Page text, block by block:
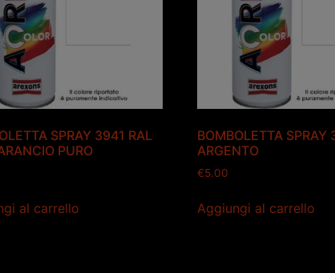
SPRAY 3941 RAL
PURO
al carrello
BOMBOLETTA SPRAY
ARGENTO
€5.00
Aggiungi al carrello